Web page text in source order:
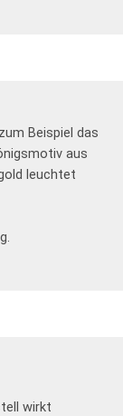
Beispiel das
aus
leuchtet
wirkt